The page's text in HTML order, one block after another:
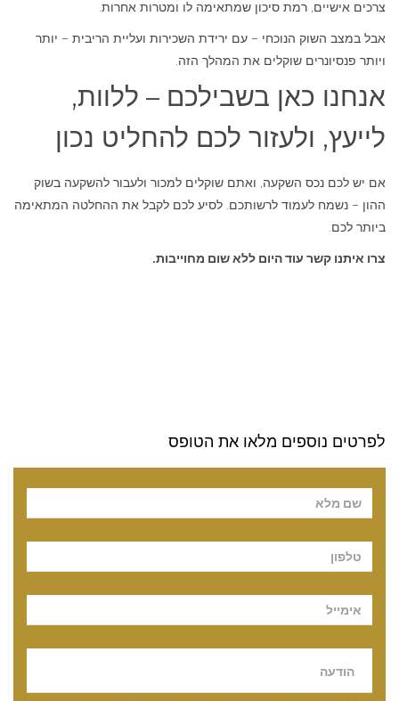
צרכים אישיים, רמת סיכון שמתאימה לו ומטרות אחרות.
אבל במצב השוק הנוכחי – עם ירידת השכירות ועליית הריבית – יותר
ויותר פנסיונרים שוקלים את המהלך הזה.
אנחנו כאן בשבילכם – ללוות,
לייעץ, ולעזור לכם להחליט נכון
אם יש לכם נכס השקעה, ואתם שוקלים למכור ולעבור להשקעה בשוק
ההון – נשמח לעמוד לרשותכם. לסיע לכם לקבל את ההחלטה המתאימה
ביותר לכם.
צרו איתנו קשר עוד היום ללא שום מחוייבות.
לפרטים נוספים מלאו את הטופס